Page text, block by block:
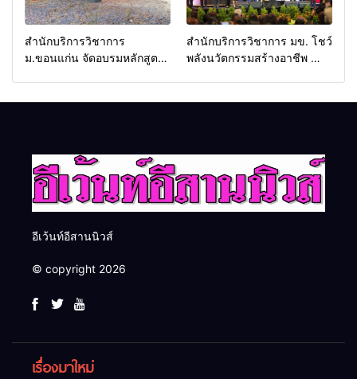
สำนักบริการวิชาการ
ม.ขอนแก่น จัดอบรมหลักสูตร
สำนักบริการวิชาการ มข. โชว์
พลังนวัตกรรมสร้างอาชีพ นำ
อีเว้นท์อีสานนิวส์
© copyright 2026
เรื่องมาใหม่